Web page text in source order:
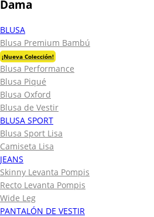
Dama
BLUSA
Blusa Premium Bambú
¡Nueva Colección!
Blusa Performance
Blusa Piqué
Blusa Oxford
Blusa de Vestir
BLUSA SPORT
Blusa Sport Lisa
Camiseta Lisa
JEANS
Skinny Levanta Pompis
Recto Levanta Pompis
Wide Leg
PANTALÓN DE VESTIR